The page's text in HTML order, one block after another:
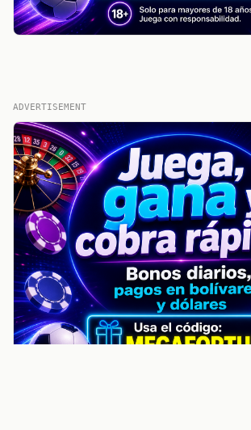
ADVERTISEMENT